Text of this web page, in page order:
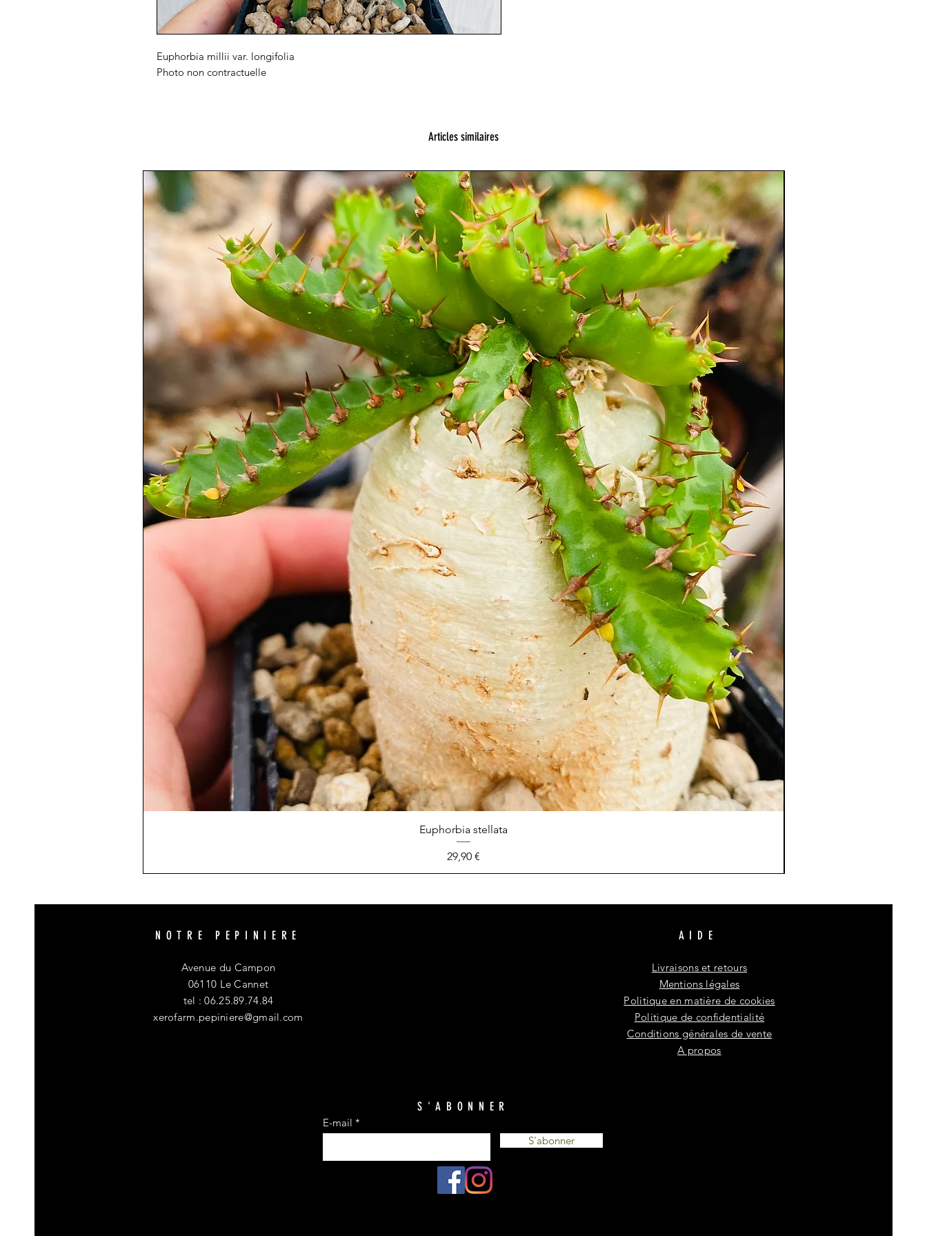
Euphorbia millii var. longifolia
Photo non contractuelle
Articles similaires
Euphorbia stellata
Prix
29,90 €
NOTRE PEPINIERE
Avenue du Campon
06110 Le Cannet
tel : 06.25.89.74.84
xerofarm.pepiniere@gmail.com
AIDE
Livraisons et retours
Mentions légales
Politique en matière de cookies
Politique de confidentialité
Conditions générales de vente
A propos
S'ABONNER
E-mail
S'abonner